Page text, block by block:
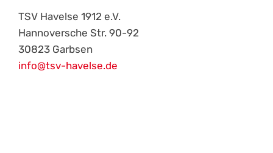
TSV Havelse 1912 e.V.
Hannoversche Str. 90-92
30823 Garbsen
info@tsv-havelse.de